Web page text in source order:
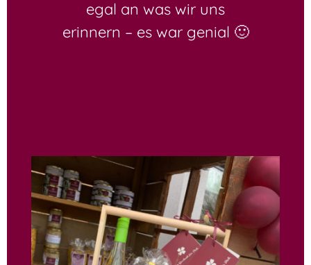
egal an was wir uns
erinnern – es war genial 🙂